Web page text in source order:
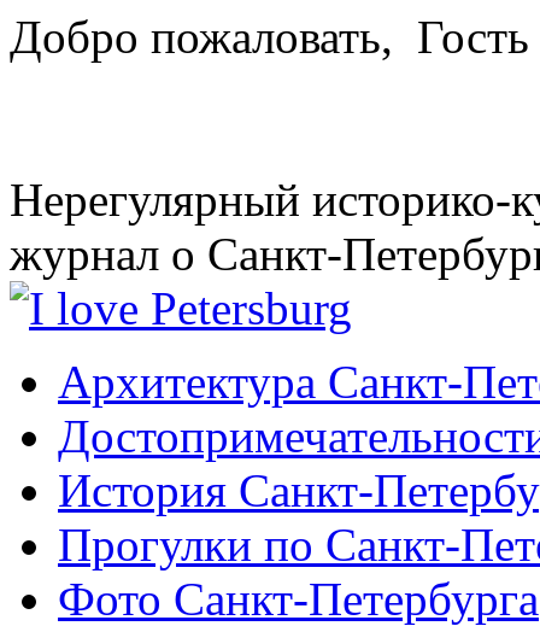
Добро пожаловать, Гость
Нерегулярный историко-
журнал о Санкт-
Архитектура Санкт-
История Санкт-
Прогулки по Санкт-
Фото Санкт-Петербурга